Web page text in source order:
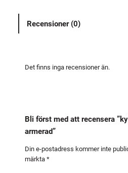
s
Recensioner (0)
Det finns inga recensioner än.
Bli först med att recensera
armerad”
Din e-postadress kommer inte
märkta *